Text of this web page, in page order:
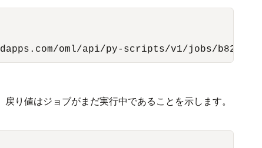
oml/api/py-scripts/v1/jobs/
り値はジョブがまだ実行中であることを示します。